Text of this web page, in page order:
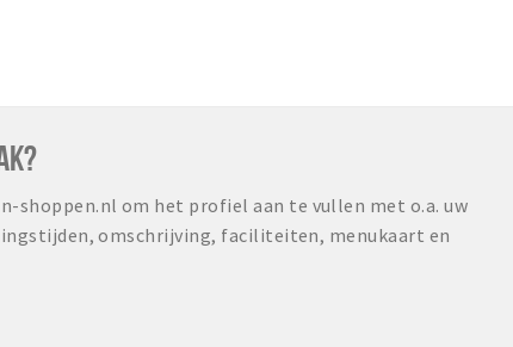
shoppen.nl om het profiel aan te vullen met o.a. uw
omschrijving, faciliteiten, menukaart en